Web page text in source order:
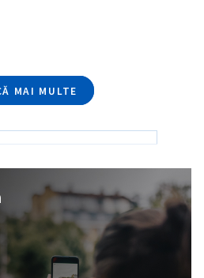
MAI MULTE